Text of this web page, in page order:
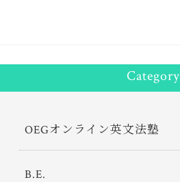
Category
OEGオンライン英文法塾
B.E.